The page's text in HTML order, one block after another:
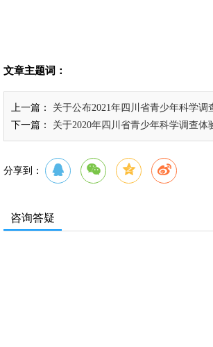
文章主题词：
上一篇：
关于公布2021年四川省青少年科学
下一篇：
关于2020年四川省青少年科学调查
分享到：
咨询答疑